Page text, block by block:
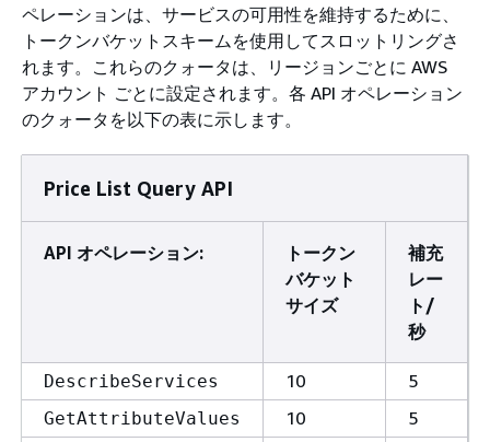
ペレーションは、サービスの可用性を維持するために、
トークンバケットスキームを使用してスロットリングさ
れます。これらのクォータは、リージョンごとに AWS
アカウント ごとに設定されます。各 API オペレーション
のクォータを以下の表に示します。
Price List Query API
API オペレーション:
トークン
バケット
サイズ
補充
レー
ト/
秒
DescribeServices 10 5
GetAttributeValues 10 5